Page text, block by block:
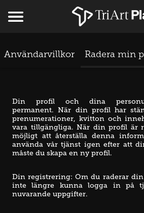
Användarvillkor Radera min
Din profil och dina
permanent. När din profil har
prenumerationer, kvitton och
vara tillgängliga. När din profil är
möjligt att återställa denna
använda vår tjänst igen efter att
måste du skapa en ny profil.
Din registrering: Om du raderar
inte längre kunna logga in på
nuvarande uppgifter.